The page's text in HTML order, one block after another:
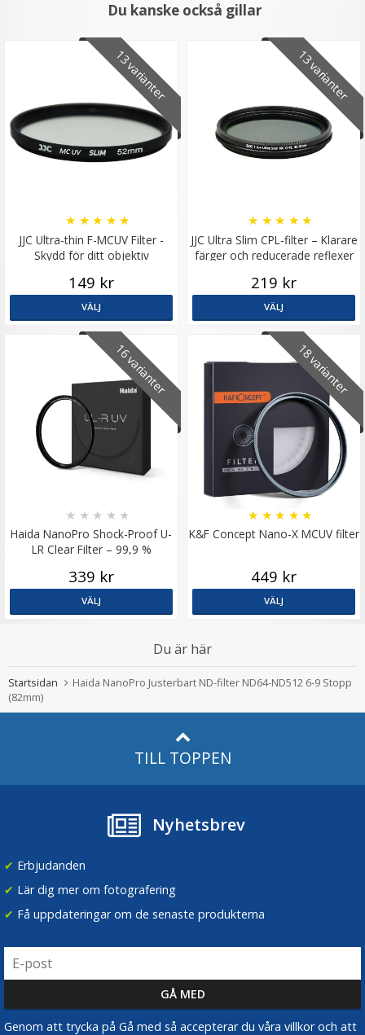
Du kanske också gillar
13 varianter
JJC Ultra-thin F-MCUV Filter -
Skydd för ditt objektiv
★ ★ ★ ★ ★
149 kr
VÄLJ
13 varianter
JJC Ultra Slim CPL-filter – Klarare
färger och reducerade reflexer
★ ★ ★ ★ ★
219 kr
VÄLJ
16 varianter
Haida NanoPro Shock-Proof U-
LR Clear Filter – 99,9 %
★ ★ ★ ★ ★
339 kr
VÄLJ
18 varianter
K&F Concept Nano-X MCUV filter
★ ★ ★ ★ ★
449 kr
VÄLJ
Du är här
Startsidan
Haida NanoPro Justerbart ND-filter ND64-ND512 6-9 Stopp
(82mm)
TILL TOPPEN
Nyhetsbrev
✔ Erbjudanden
✔ Lär dig mer om fotografering
✔ Få uppdateringar om de senaste produkterna
Genom att trycka på Gå med så accepterar du våra villkor och att